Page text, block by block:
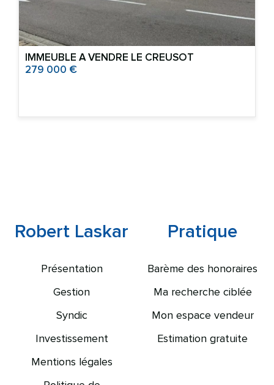
IMMEUBLE A VENDRE LE CREUSOT
279 000 €
Robert Laskar
Présentation
Gestion
Syndic
Investissement
Mentions légales
Pratique
Barème des honoraires
Ma recherche ciblée
Mon espace vendeur
Estimation gratuite